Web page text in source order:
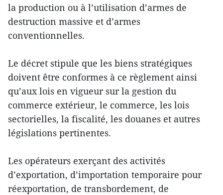
la production ou à l’utilisation d’armes de
destruction massive et d’armes
conventionnelles.
Le décret stipule que les biens stratégiques
doivent être conformes à ce règlement ainsi
qu’aux lois en vigueur sur la gestion du
commerce extérieur, le commerce, les lois
sectorielles, la fiscalité, les douanes et autres
législations pertinentes.
Les opérateurs exerçant des activités
d’exportation, d’importation temporaire pour
réexportation, de transbordement, de